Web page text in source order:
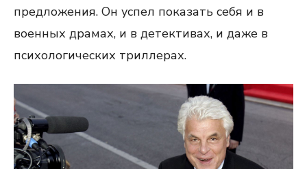
предложения. Он успел показать себя и в
военных драмах, и в детективах, и даже в
психологических триллерах.